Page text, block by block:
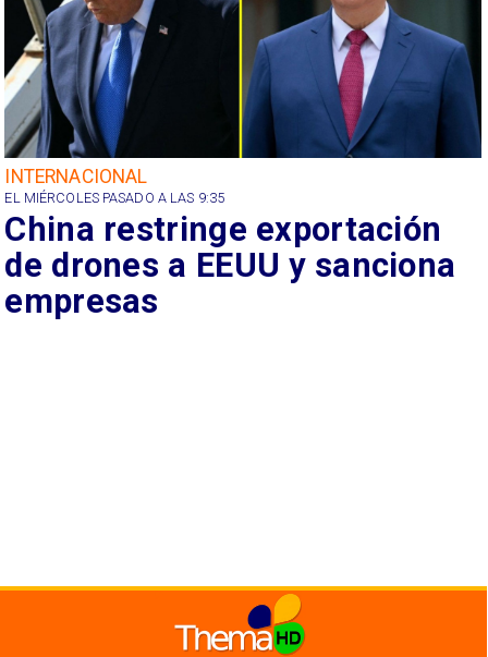
INTERNACIONAL
EL MIÉRCOLES PASADO A LAS 9:35
China restringe exportación
de drones a EEUU y sanciona
empresas